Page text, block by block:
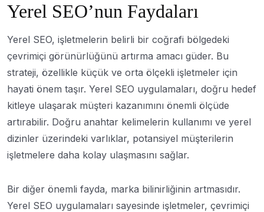
Yerel SEO’nun Faydaları
Yerel SEO, işletmelerin belirli bir coğrafi bölgedeki
çevrimiçi görünürlüğünü artırma amacı güder. Bu
strateji, özellikle küçük ve orta ölçekli işletmeler için
hayati önem taşır. Yerel SEO uygulamaları, doğru hedef
kitleye ulaşarak müşteri kazanımını önemli ölçüde
artırabilir. Doğru anahtar kelimelerin kullanımı ve yerel
dizinler üzerindeki varlıklar, potansiyel müşterilerin
işletmelere daha kolay ulaşmasını sağlar.
Bir diğer önemli fayda, marka bilinirliğinin artmasıdır.
Yerel SEO uygulamaları sayesinde işletmeler, çevrimiçi